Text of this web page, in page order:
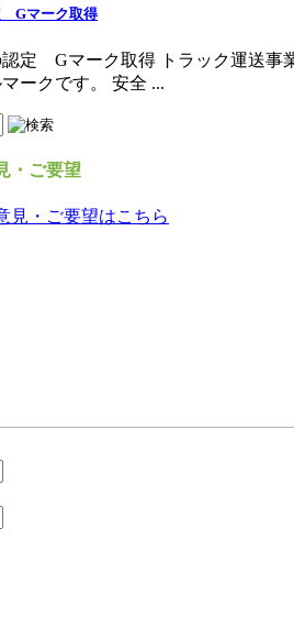
Gマーク取得
定 Gマーク取得 トラック運送事
ークです。 安全 ...
・ご要望